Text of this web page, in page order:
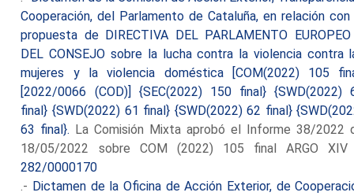
Cooperación, del Parlamento de Cataluña, en relación con
propuesta de DIRECTIVA DEL PARLAMENTO
DEL CONSEJO sobre la lucha contra la violencia contra
mujeres y la violencia doméstica [COM(2022) 105
[2022/0066 (COD)] {SEC(2022) 150 final} {SWD(2022)
final} {SWD(2022) 61 final} {SWD(2022) 62 final}
63 final}. La Comisión Mixta aprobó el Informe 38/2022
18/05/2022 sobre COM (2022) 105 final ARGO
282/0000170
.- Dictamen de la Oficina de Acción Exterior, de